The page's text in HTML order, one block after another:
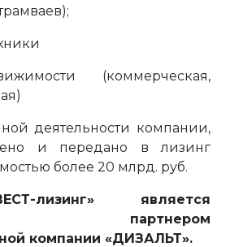
(коммерческая,
деятельности компании,
и передано в лизинг
более 20 млрд. руб.
лизинг» является
партнером
компании «ДИЗАЛЬТ».